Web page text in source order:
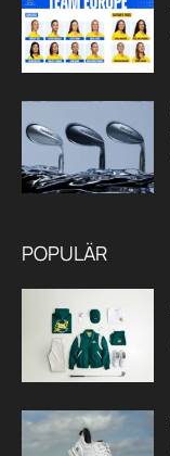
POPULÄR